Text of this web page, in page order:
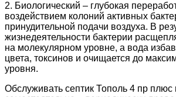
2. Биологический – глубокая
воздействием колоний активных
принудительной подачи воздуха. В
жизнедеятельности бактерии
на молекулярном уровне, а вода
цвета, токсинов и очищается до
уровня.
Обслуживать септик Тополь 4 пр